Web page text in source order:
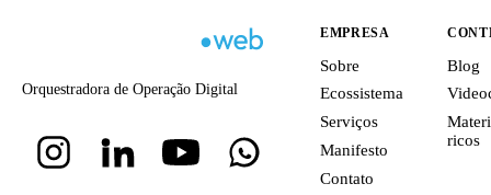
Orquestradora de Operação Digital
EMPRESA
Sobre
Ecossistema
Serviços
Manifesto
Contato
Blog
ricos